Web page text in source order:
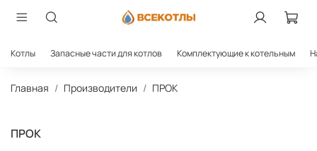
Котлы Запасные части для котлов Комплектующие к котельным
Главная Производители ПРОК
ПРОК